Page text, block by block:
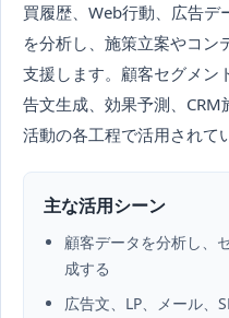
買履歴、Web行動、広告デ
を分析し、施策立案やコン
支援します。顧客セグメン
告文生成、効果予測、
活動の各工程で活用されて
主な活用シーン
顧客データを分析し、
成する
広告文、LP、メール、